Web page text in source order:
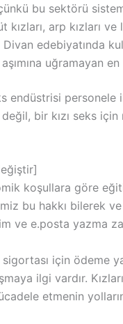
bu sektörü
arp kızları
edebiyatında
uğramayan
personele
bir kızı seks için
koşullara göre
bu hakkı
ve e.posta yazma
sigortası için ödeme
ilgi vardır.
etmenin